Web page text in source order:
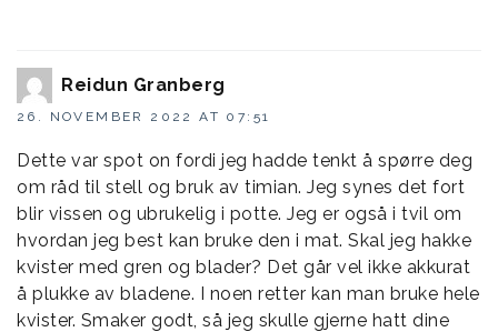
Reidun Granberg
26. NOVEMBER 2022 AT 07:51
Dette var spot on fordi jeg hadde tenkt å spørre deg
om råd til stell og bruk av timian. Jeg synes det fort
blir vissen og ubrukelig i potte. Jeg er også i tvil om
hvordan jeg best kan bruke den i mat. Skal jeg hakke
kvister med gren og blader? Det går vel ikke akkurat
å plukke av bladene. I noen retter kan man bruke hele
kvister. Smaker godt, så jeg skulle gjerne hatt dine